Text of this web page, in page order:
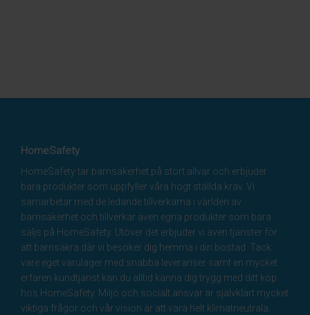
HomeSafety
HomeSafety tar barnsäkerhet på stort allvar och erbjuder
bara produkter som uppfyller våra högt ställda krav. Vi
samarbetar med de ledande tillverkarna i världen av
barnsäkerhet och tillverkar även egna produkter som bara
säljs på HomeSafety. Utöver det erbjuder vi även tjänster för
att barnsäkra där vi besöker dig hemma i din bostad. Tack
vare eget varulager med snabba leveranser samt en mycket
erfaren kundtjänst kan du alltid känna dig trygg med ditt köp
hos HomeSafety. Miljö och socialt ansvar är självklart mycket
viktiga frågor och vår vision är att vara helt klimatneutrala.